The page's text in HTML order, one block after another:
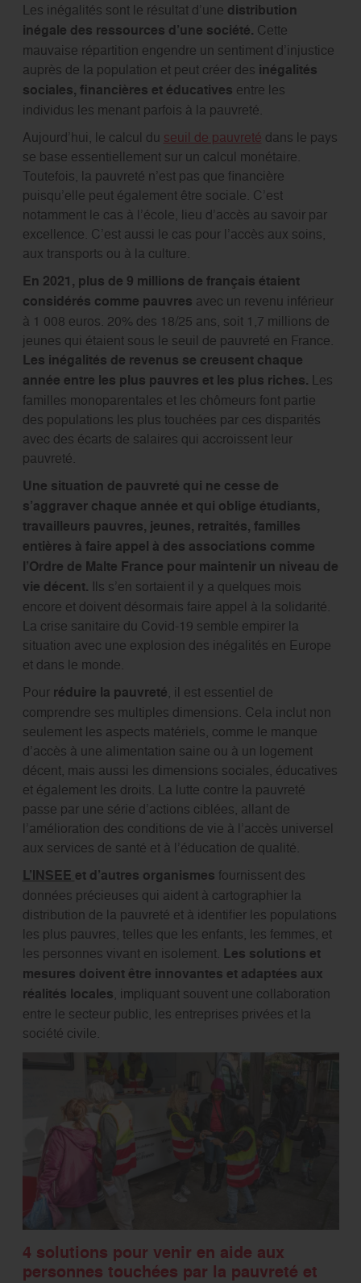
Les inégalités sont le résultat d’une distribution
inégale des ressources d’une société. Cette
mauvaise répartition engendre un sentiment d’injustice
auprès de la population et peut créer des inégalités
sociales, financières et éducatives entre les
individus les menant parfois à la pauvreté.
Aujourd’hui, le calcul du seuil de pauvreté dans le pays
se base essentiellement sur un calcul monétaire.
Toutefois, la pauvreté n’est pas que financière
puisqu’elle peut également être sociale. C’est
notamment le cas à l’école, lieu d’accès au savoir par
excellence. C’est aussi le cas pour l’accès aux soins,
aux transports ou à la culture.
En 2021, plus de 9 millions de français étaient
considérés comme pauvres avec un revenu inférieur
à 1 008 euros. 20% des 18/25 ans, soit 1,7 millions de
jeunes qui étaient sous le seuil de pauvreté en France.
Les inégalités de revenus se creusent chaque
année entre les plus pauvres et les plus riches. Les
familles monoparentales et les chômeurs font partie
des populations les plus touchées par ces disparités
avec des écarts de salaires qui accroissent leur
pauvreté.
Une situation de pauvreté qui ne cesse de
s’aggraver chaque année et qui oblige étudiants,
travailleurs pauvres, jeunes, retraités, familles
entières à faire appel à des associations comme
l’Ordre de Malte France pour maintenir un niveau de
vie décent. Ils s’en sortaient il y a quelques mois
encore et doivent désormais faire appel à la solidarité.
La crise sanitaire du Covid-19 semble empirer la
situation avec une explosion des inégalités en Europe
et dans le monde.
Pour réduire la pauvreté, il est essentiel de
comprendre ses multiples dimensions. Cela inclut non
seulement les aspects matériels, comme le manque
d’accès à une alimentation saine ou à un logement
décent, mais aussi les dimensions sociales, éducatives
et également les droits. La lutte contre la pauvreté
passe par une série d’actions ciblées, allant de
l’amélioration des conditions de vie à l’accès universel
aux services de santé et à l’éducation de qualité.
L’INSEE et d’autres organismes fournissent des
données précieuses qui aident à cartographier la
distribution de la pauvreté et à identifier les populations
les plus pauvres, telles que les enfants, les femmes, et
les personnes vivant en isolement. Les solutions et
mesures doivent être innovantes et adaptées aux
réalités locales, impliquant souvent une collaboration
entre le secteur public, les entreprises privées et la
société civile.
4 solutions pour venir en aide aux
personnes touchées par la pauvreté et